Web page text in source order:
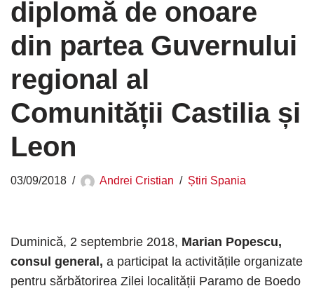
diplomă de onoare
din partea Guvernului
regional al
Comunității Castilia și
Leon
03/09/2018 Andrei Cristian Știri Spania
Duminică, 2 septembrie 2018, Marian Popescu,
consul general, a participat la activitățile organizate
pentru sărbătorirea Zilei localității Paramo de Boedo